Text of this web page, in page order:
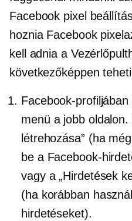
Facebook pixel
hoznia Facebook
kell adnia a
következőképpen
Facebook-
menü a jobb
létrehozása” (ha
be a Facebook-
vagy a „Hirdetések
(ha korábban
hirdetéseket).